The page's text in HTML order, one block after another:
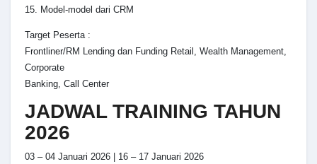
15. Model-model dari CRM
Target Peserta :
Frontliner/RM Lending dan Funding Retail, Wealth Management,
Corporate
Banking, Call Center
JADWAL TRAINING TAHUN
2026
03 – 04 Januari 2026 | 16 – 17 Januari 2026